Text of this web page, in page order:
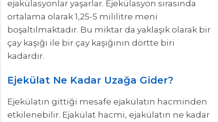
ejakülasyonlar yaşarlar. Ejekülasyon sırasında
ortalama olarak 1,25-5 mililitre meni
boşaltılmaktadır. Bu miktar da yaklaşık olarak bir
çay kaşığı ile bir çay kaşığının dörtte biri
kadardır.
Ejekülat Ne Kadar Uzağa Gider?
Ejekülatın gittiği mesafe ejakülatın hacminden
etkilenebilir. Ejakülat hacmi, ejakülatın ne kadar